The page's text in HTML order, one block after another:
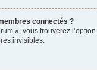
connectés ?
», vous trouverez l’option
invisibles.